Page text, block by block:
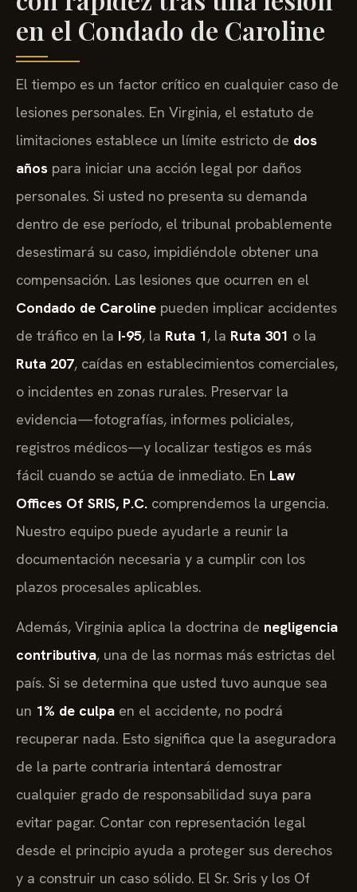
en el Condado de Caroline
El tiempo es un factor crítico en cualquier caso de
lesiones personales. En Virginia, el estatuto de
limitaciones establece un límite estricto de dos
años para iniciar una acción legal por daños
personales. Si usted no presenta su demanda
dentro de ese período, el tribunal probablemente
desestimará su caso, impidiéndole obtener una
compensación. Las lesiones que ocurren en el
Condado de Caroline pueden implicar accidentes
de tráfico en la I-95, la Ruta 1, la Ruta 301 o la
Ruta 207, caídas en establecimientos comerciales,
o incidentes en zonas rurales. Preservar la
evidencia—fotografías, informes policiales,
registros médicos—y localizar testigos es más
fácil cuando se actúa de inmediato. En Law
Offices Of SRIS, P.C. comprendemos la urgencia.
Nuestro equipo puede ayudarle a reunir la
documentación necesaria y a cumplir con los
plazos procesales aplicables.
Además, Virginia aplica la doctrina de negligencia
contributiva, una de las normas más estrictas del
país. Si se determina que usted tuvo aunque sea
un 1% de culpa en el accidente, no podrá
recuperar nada. Esto significa que la aseguradora
de la parte contraria intentará demostrar
cualquier grado de responsabilidad suya para
evitar pagar. Contar con representación legal
desde el principio ayuda a proteger sus derechos
y a construir un caso sólido. El Sr. Sris y los Of